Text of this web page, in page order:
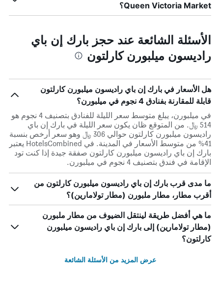
Queen Victoria Market؟
الأسئلة الشائعة عند حجز بارك إن باي
راديسون ميلبورن كارلتون
هل الأسعار في بارك إن باي راديسون ميلبورن كارلتون
قابلة للمقارنة بفنادق 4 نجوم في ميلبورن؟
في ميلبورن، يبلغ متوسط ​​سعر الليلة للفنادق بتصنيف 4 نجوم هو
514 ﷼. من المتوقع ظان يكون سعر الليلة في بارك إن باي
راديسون ميلبورن كارلتون حوالي 306 ﷼ وهو سعر أرخص بنسبة
41% من متوسط الأسعار في المدينة. في HotelsCombined يعتبر
بارك إن باي راديسون ميلبورن كارلتون صفقة جيدة إذا كنت تود
الإقامة في فندق بتصنيف 4 نجوم في ميلبورن.
ما مدى قرب بارك إن باي راديسون ميلبورن كارلتون من
أقرب مطار، مطار ملبورن (مطار تولامارين)؟
ما هي أفضل طريقة لينتقل الضيوف من مطار ملبورن
(مطار تولامارين) إلى بارك إن باي راديسون ميلبورن
كارلتون؟
عرض المزيد من الأسئلة الشائعة